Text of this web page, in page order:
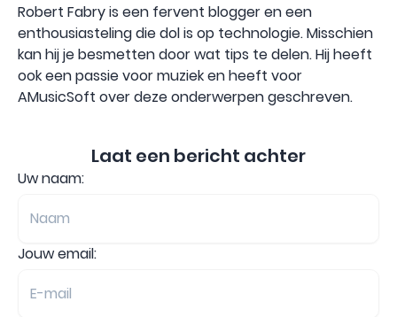
Robert Fabry is een fervent blogger en een
enthousiasteling die dol is op technologie. Misschien
kan hij je besmetten door wat tips te delen. Hij heeft
ook een passie voor muziek en heeft voor
AMusicSoft over deze onderwerpen geschreven.
Laat een bericht achter
Uw naam:
Jouw email: